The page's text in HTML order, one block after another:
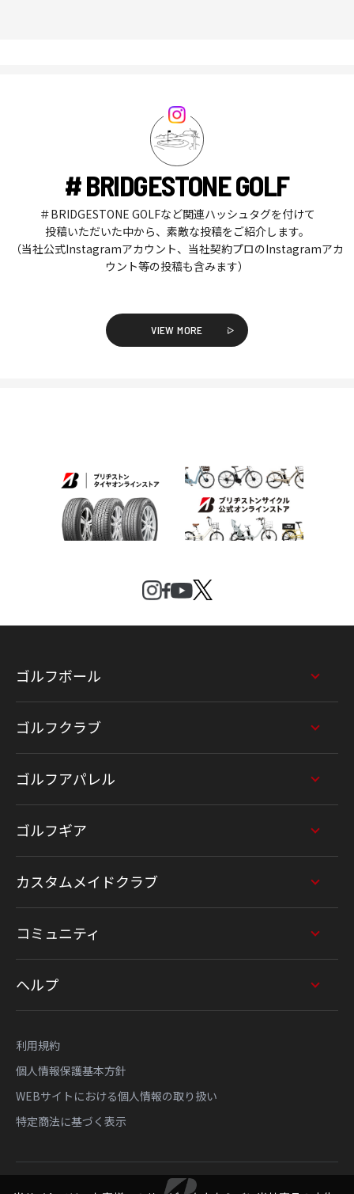
# BRIDGESTONE GOLF
＃BRIDGESTONE GOLFなど関連ハッシュタグを付けて
投稿いただいた中から、素敵な投稿をご紹介します。
（当社公式Instagramアカウント、当社契約プロのInstagramアカ
ウント等の投稿も含みます）
VIEW MORE
ゴルフボール
ゴルフクラブ
ゴルフアパレル
ゴルフギア
カスタムメイドクラブ
コミュニティ
ヘルプ
利用規約
個人情報保護基本方針
WEBサイトにおける個人情報の取り扱い
特定商法に基づく表示